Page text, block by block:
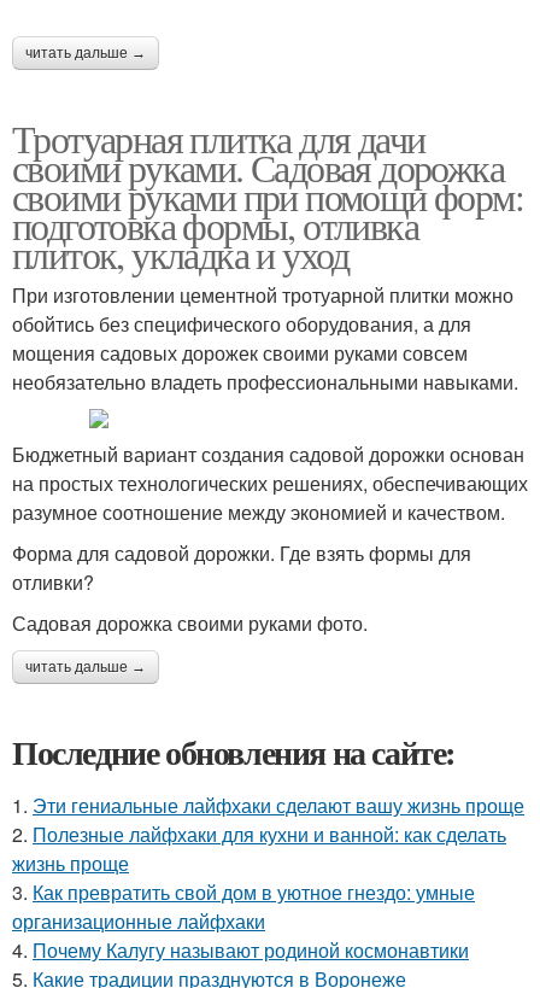
читать дальше →
Тротуарная плитка для дачи
своими руками. Садовая дорожка
своими руками при помощи форм:
подготовка формы, отливка
плиток, укладка и уход
При изготовлении цементной тротуарной плитки можно
обойтись без специфического оборудования, а для
мощения садовых дорожек своими руками совсем
необязательно владеть профессиональными навыками.
Бюджетный вариант создания садовой дорожки основан
на простых технологических решениях, обеспечивающих
разумное соотношение между экономией и качеством.
Форма для садовой дорожки. Где взять формы для
отливки?
Садовая дорожка своими руками фото.
читать дальше →
Последние обновления на сайте:
1. Эти гениальные лайфхаки сделают вашу жизнь проще
2. Полезные лайфхаки для кухни и ванной: как сделать
жизнь проще
3. Как превратить свой дом в уютное гнездо: умные
организационные лайфхаки
4. Почему Калугу называют родиной космонавтики
5. Какие традиции празднуются в Воронеже